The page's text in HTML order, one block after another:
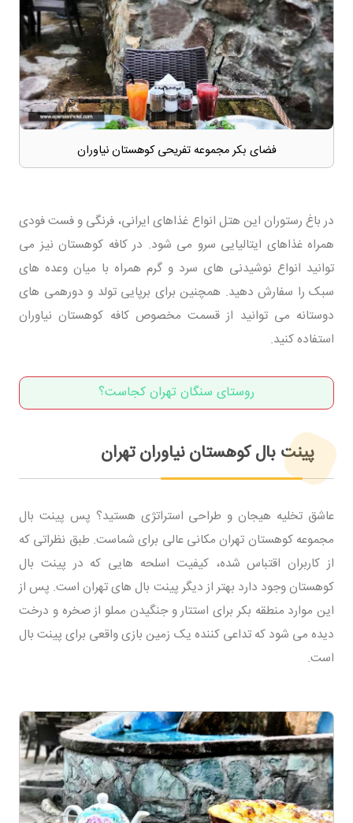
فضای بکر مجموعه تفریحی کوهستان نیاوران
در باغ رستوران این هتل انواع غذاهای ایرانی، فرنگی و فست فودی
همراه غذاهای ایتالیایی سرو می شود. در کافه کوهستان نیز می
توانید انواع نوشیدنی های سرد و گرم همراه با میان وعده های
سبک را سفارش دهید. همچنین برای برپایی تولد و دورهمی های
دوستانه می توانید از قسمت مخصوص کافه کوهستان نیاوران
استفاده کنید.
روستای سنگان تهران کجاست؟
پینت بال کوهستان نیاوران تهران
عاشق تخلیه هیجان و طراحی استراتژی هستید؟ پس پینت بال
مجموعه کوهستان تهران مکانی عالی برای شماست. طبق نظراتی که
از کاربران اقتباس شده، کیفیت اسلحه هایی که در پینت بال
کوهستان وجود دارد بهتر از دیگر پینت بال های تهران است. پس از
این موارد منطقه بکر برای استتار و جنگیدن مملو از صخره و درخت
دیده می شود که تداعی کننده یک زمین بازی واقعی برای پینت بال
است.